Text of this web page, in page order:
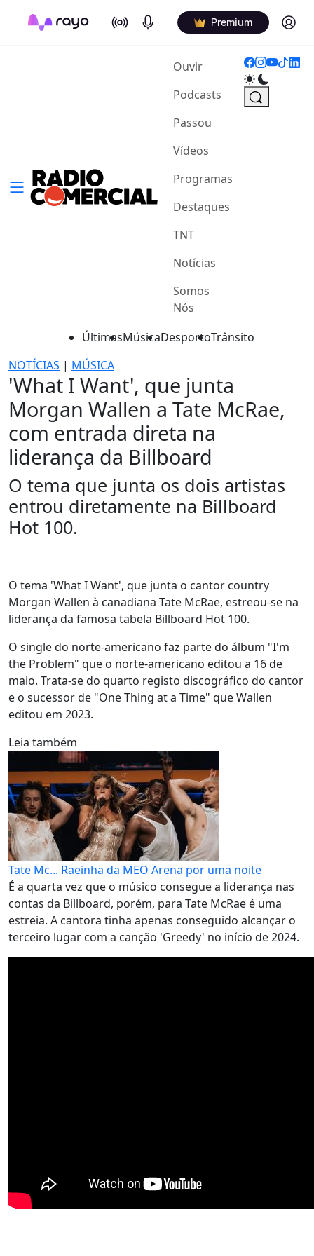
On Air Podcasts Premium Log in
Ouvir(current)
Podcasts
Passou
Vídeos
Programas
Destaques
TNT
Notícias
Somos
Nós
ÚltimasMúsicaDesportoTrânsito
NOTÍCIAS | MÚSICA
'What I Want', que junta
Morgan Wallen a Tate McRae,
com entrada direta na
liderança da Billboard
O tema que junta os dois artistas
entrou diretamente na Billboard
Hot 100.
O tema 'What I Want', que junta o cantor country
Morgan Wallen à canadiana Tate McRae, estreou-se na
liderança da famosa tabela Billboard Hot 100.
O single do norte-americano faz parte do álbum "I'm
the Problem" que o norte-americano editou a 16 de
maio. Trata-se do quarto registo discográfico do cantor
e o sucessor de "One Thing at a Time" que Wallen
editou em 2023.
Leia também
Tate Mc... Raeinha da MEO Arena por uma noite
É a quarta vez que o músico consegue a liderança nas
contas da Billboard, porém, para Tate McRae é uma
estreia. A cantora tinha apenas conseguido alcançar o
terceiro lugar com a canção 'Greedy' no início de 2024.